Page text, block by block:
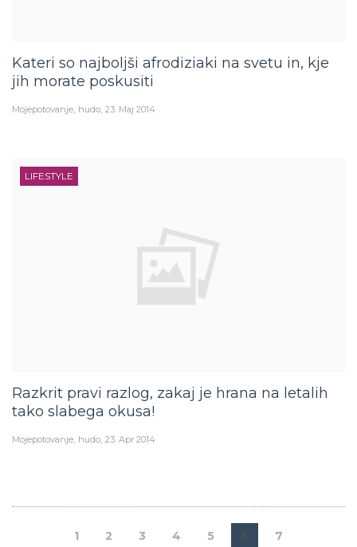
Kateri so najboljši afrodiziaki na svetu in, kje
jih morate poskusiti
Mojepotovanje hudo 23. Maj 2014
LIFESTYLE
Razkrit pravi razlog, zakaj je hrana na letalih
tako slabega okusa!
Mojepotovanje hudo 23. Apr 2014
1 2 3 4 5 6 7